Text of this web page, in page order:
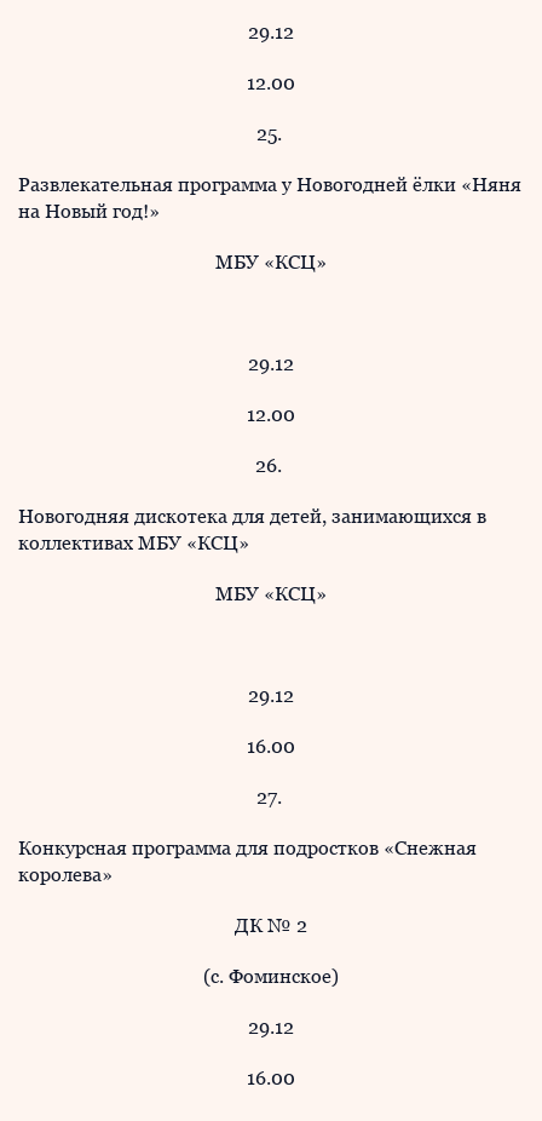
29.12
12.00
25.
Развлекательная программа у Новогодней ёлки «Няня
на Новый год!»
МБУ «КСЦ»
29.12
12.00
26.
Новогодняя дискотека для детей, занимающихся в
коллективах МБУ «КСЦ»
МБУ «КСЦ»
29.12
16.00
27.
Конкурсная программа для подростков «Снежная
королева»
ДК № 2
(с. Фоминское)
29.12
16.00